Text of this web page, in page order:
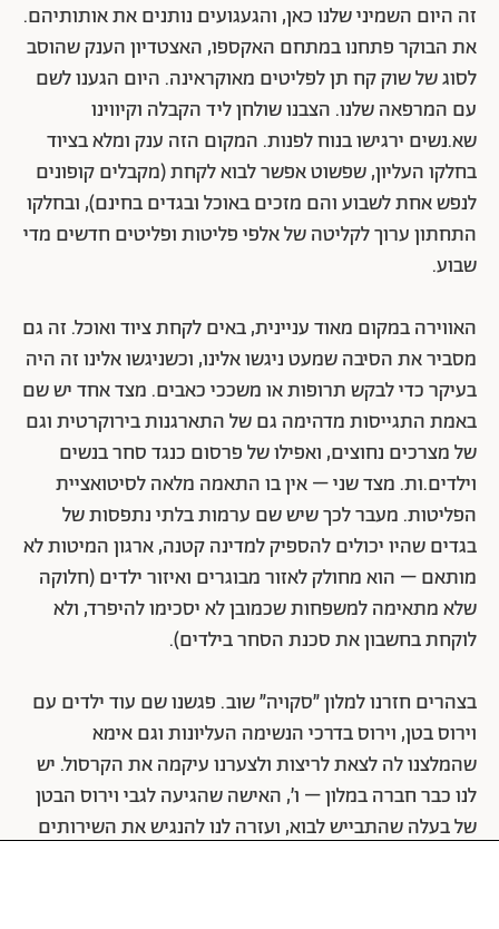
זה היום השמיני שלנו כאן, והגעגועים נותנים את אותותיהם.
את הבוקר פתחנו במתחם האקספו, האצטדיון הענק שהוסב
לסוג של שוק קח תן לפליטים מאוקראינה. היום הגענו לשם
עם המרפאה שלנו. הצבנו שולחן ליד הקבלה וקיווינו
שא.נשים ירגישו בנוח לפנות. המקום הזה ענק ומלא בציוד
בחלקו העליון, שפשוט אפשר לבוא לקחת (מקבלים קופונים
לנפש אחת לשבוע והם מזכים באוכל ובגדים בחינם), ובחלקו
התחתון ערוך לקליטה של אלפי פליטות ופליטים חדשים מדי
שבוע.
האווירה במקום מאוד עניינית, באים לקחת ציוד ואוכל. זה גם
מסביר את הסיבה שמעט ניגשו אלינו, וכשניגשו אלינו זה היה
בעיקר כדי לבקש תרופות או משככי כאבים. מצד אחד יש שם
באמת התגייסות מדהימה גם של התארגנות בירוקרטית וגם
של מצרכים נחוצים, ואפילו של פרסום כנגד סחר בנשים
וילדים.ות. מצד שני – אין בו התאמה מלאה לסיטואציית
הפליטות. מעבר לכך שיש שם ערמות בלתי נתפסות של
בגדים שהיו יכולים להספיק למדינה קטנה, ארגון המיטות לא
מותאם – הוא מחולק לאזור מבוגרים ואיזור ילדים (חלוקה
שלא מתאימה למשפחות שכמובן לא יסכימו להיפרד, ולא
לוקחת בחשבון את סכנת הסחר בילדים).
בצהרים חזרנו למלון ״סקויה״ שוב. פגשנו שם עוד ילדים עם
וירוס בטן, וירוס בדרכי הנשימה העליונות וגם אימא
שהמלצנו לה לצאת לריצות ולצערנו עיקמה את הקרסול. יש
לנו כבר חברה במלון – ו׳, האישה שהגיעה לגבי וירוס הבטן
של בעלה שהתבייש לבוא, ועזרה לנו להנגיש את השירותים